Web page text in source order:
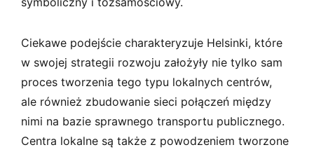
Ciekawe podejście charakteryzuje Helsinki, które
w swojej strategii rozwoju założyły nie tylko sam
proces tworzenia tego typu lokalnych centrów,
ale również zbudowanie sieci połączeń między
nimi na bazie sprawnego transportu publicznego.
Centra lokalne są także z powodzeniem tworzone